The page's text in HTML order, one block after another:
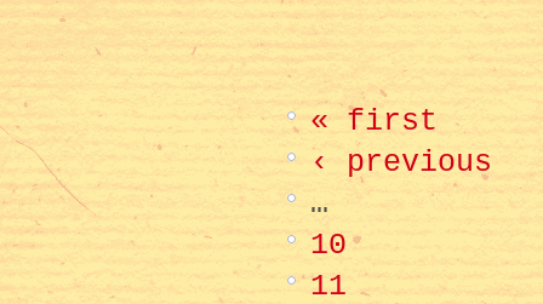
« first
‹ previous
…
10
11